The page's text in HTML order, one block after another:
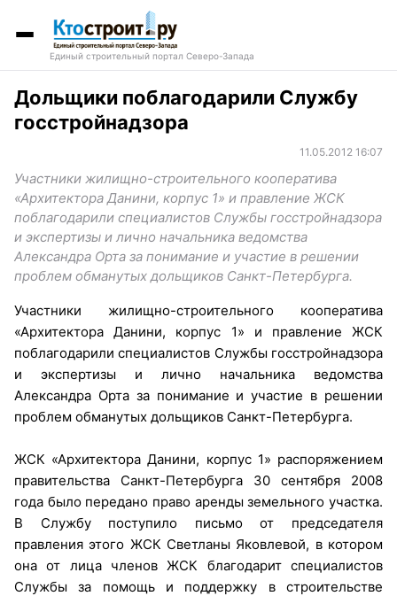
Единый строительный портал Северо-Запада
Дольщики поблагодарили Службу
госстройнадзора
11.05.2012 16:07
Участники жилищно-строительного кооператива
«Архитектора Данини, корпус 1» и правление ЖСК
поблагодарили специалистов Службы госстройнадзора
и экспертизы и лично начальника ведомства
Александра Орта за понимание и участие в решении
проблем обманутых дольщиков Санкт-Петербурга.
Участники жилищно-строительного кооператива
«Архитектора Данини, корпус 1» и правление ЖСК
поблагодарили специалистов Службы госстройнадзора
и экспертизы и лично начальника ведомства
Александра Орта за понимание и участие в решении
проблем обманутых дольщиков Санкт-Петербурга.
ЖСК «Архитектора Данини, корпус 1» распоряжением
правительства Санкт-Петербурга 30 сентября 2008
года было передано право аренды земельного участка.
В Службу поступило письмо от председателя
правления этого ЖСК Светланы Яковлевой, в котором
она от лица членов ЖСК благодарит специалистов
Службы за помощь и поддержку в строительстве